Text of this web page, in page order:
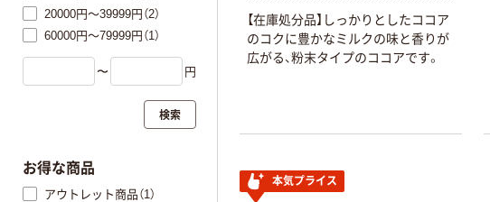
【在庫処分品】しっかりとしたココア
のコクに豊かなミルクの味と香りが
広がる、粉末タイプのココアです。
本気プライス
20000円～39999円（2）
60000円～79999円（1）
〜 円
検索
お得な商品
アウトレット商品（1）